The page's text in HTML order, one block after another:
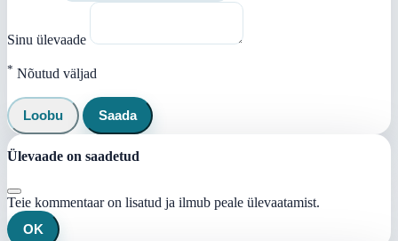
Sinu ülevaade
* Nõutud väljad
Loobu Saada
Ülevaade on saadetud
Teie kommentaar on lisatud ja ilmub peale ülevaatamist.
OK